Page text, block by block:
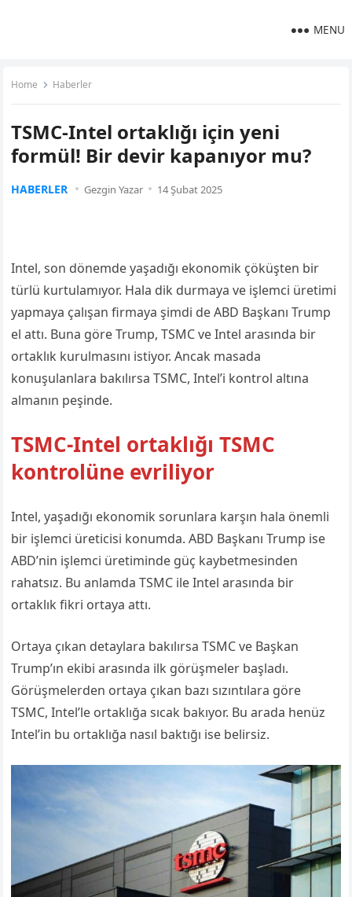
MENU
Home Haberler
TSMC-Intel ortaklığı için yeni
formül! Bir devir kapanıyor mu?
HABERLER Gezgin Yazar 14 Şubat 2025
Intel, son dönemde yaşadığı ekonomik çöküşten bir
türlü kurtulamıyor. Hala dik durmaya ve işlemci üretimi
yapmaya çalışan firmaya şimdi de ABD Başkanı Trump
el attı. Buna göre Trump, TSMC ve Intel arasında bir
ortaklık kurulmasını istiyor. Ancak masada
konuşulanlara bakılırsa TSMC, Intel’i kontrol altına
almanın peşinde.
TSMC-Intel ortaklığı TSMC
kontrolüne evriliyor
Intel, yaşadığı ekonomik sorunlara karşın hala önemli
bir işlemci üreticisi konumda. ABD Başkanı Trump ise
ABD’nin işlemci üretiminde güç kaybetmesinden
rahatsız. Bu anlamda TSMC ile Intel arasında bir
ortaklık fikri ortaya attı.
Ortaya çıkan detaylara bakılırsa TSMC ve Başkan
Trump’ın ekibi arasında ilk görüşmeler başladı.
Görüşmelerden ortaya çıkan bazı sızıntılara göre
TSMC, Intel’le ortaklığa sıcak bakıyor. Bu arada henüz
Intel’in bu ortaklığa nasıl baktığı ise belirsiz.